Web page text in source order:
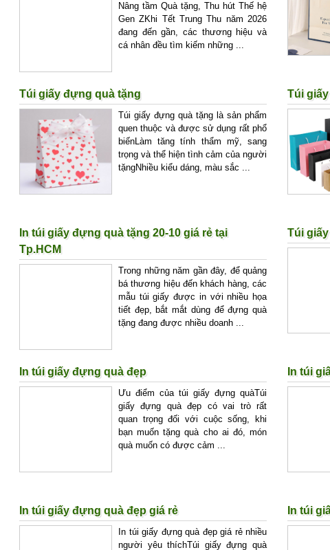
Nâng tầm Quà tặng, Thu hút Thế hệ
Gen ZKhi Tết Trung Thu năm 2026
đang đến gần, các thương hiệu và
cá nhân đều tìm kiếm những ...
Túi giấy đựng quà tặng
Túi giấy đựng quà tặng là sản phẩm
quen thuộc và được sử dụng rất phổ
biếnLàm tăng tính thẩm mỹ, sang
trọng và thể hiện tình cảm của người
tặngNhiều kiểu dáng, màu sắc ...
Túi
In túi giấy đựng quà tặng 20-10 giá rẻ tại
Tp.HCM
Trong những năm gần đây, để quảng
bá thương hiệu đến khách hàng, các
mẫu túi giấy được in với nhiều họa
tiết đẹp, bắt mắt dùng để đựng quà
tặng đang được nhiều doanh ...
Túi
In túi giấy đựng quà đẹp
Ưu điểm của túi giấy đựng quàTúi
giấy đựng quà đẹp có vai trò rất
quan trọng đối với cuộc sống, khi
bạn muốn tặng quà cho ai đó, món
quà muốn có được cảm ...
In túi
In túi giấy đựng quà đẹp giá rẻ
In túi giấy đựng quà đẹp giá rẻ nhiều
người yêu thíchTúi giấy đựng quà
In túi